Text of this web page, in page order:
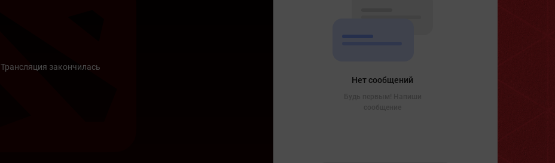
Нет сообщений
Трансляция закончилась